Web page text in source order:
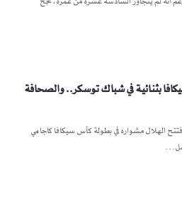
بثنائية في شباك توسكر.. والصحافة
الهلال مشواره في بطولة كأس سيكافا كاجامي